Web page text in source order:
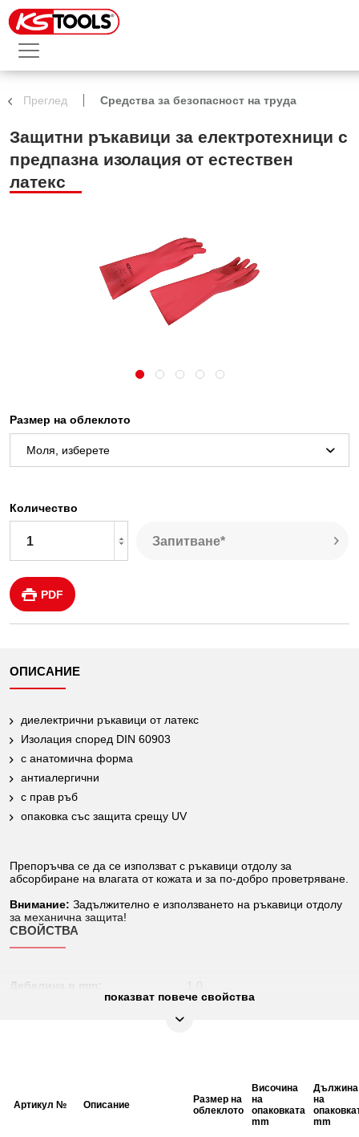
Преглед Средства за безопасност на труда
Защитни ръкавици за електротехници с
предпазна изолация от естествен
латекс
Размер на облеклото
Количество
Запитване*
PDF
ОПИСАНИЕ
диелектрични ръкавици от латекс
Изолация според DIN 60903
с анатомична форма
антиалергични
с прав ръб
опаковка със защита срещу UV
Препоръчва се да се използват с ръкавици отдолу за
абсорбиране на влагата от кожата и за по-добро проветряване.
Внимание: Задължително е използването на ръкавици отдолу
за механична защита!
СВОЙСТВА
Дебелина в mm: 1,0
DIN EN 60903
360
показват повече свойства
Артикул № Описание
Размер на
облеклото
Височина
на
опаковката
mm
Дължина
на
mm